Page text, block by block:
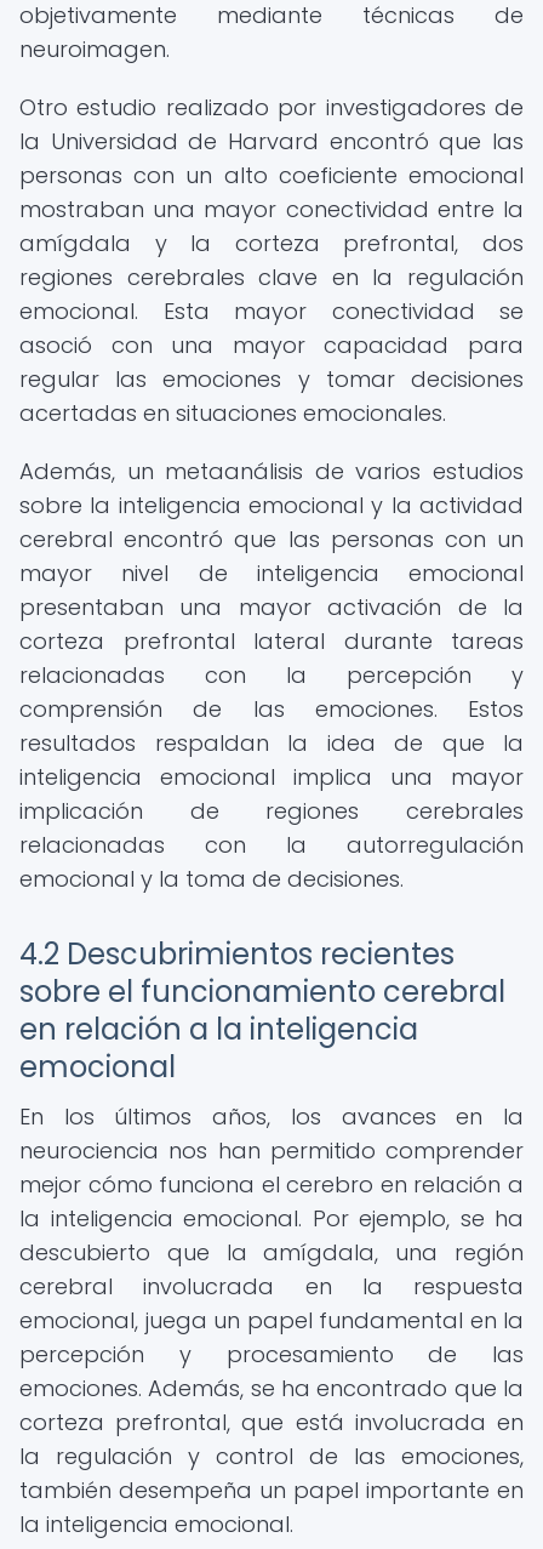
objetivamente mediante técnicas de
neuroimagen.
Otro estudio realizado por investigadores de
la Universidad de Harvard encontró que las
personas con un alto coeficiente emocional
mostraban una mayor conectividad entre la
amígdala y la corteza prefrontal, dos
regiones cerebrales clave en la regulación
emocional. Esta mayor conectividad se
asoció con una mayor capacidad para
regular las emociones y tomar decisiones
acertadas en situaciones emocionales.
Además, un metaanálisis de varios estudios
sobre la inteligencia emocional y la actividad
cerebral encontró que las personas con un
mayor nivel de inteligencia emocional
presentaban una mayor activación de la
corteza prefrontal lateral durante tareas
relacionadas con la percepción y
comprensión de las emociones. Estos
resultados respaldan la idea de que la
inteligencia emocional implica una mayor
implicación de regiones cerebrales
relacionadas con la autorregulación
emocional y la toma de decisiones.
4.2 Descubrimientos recientes
sobre el funcionamiento cerebral
en relación a la inteligencia
emocional
En los últimos años, los avances en la
neurociencia nos han permitido comprender
mejor cómo funciona el cerebro en relación a
la inteligencia emocional. Por ejemplo, se ha
descubierto que la amígdala, una región
cerebral involucrada en la respuesta
emocional, juega un papel fundamental en la
percepción y procesamiento de las
emociones. Además, se ha encontrado que la
corteza prefrontal, que está involucrada en
la regulación y control de las emociones,
también desempeña un papel importante en
la inteligencia emocional.